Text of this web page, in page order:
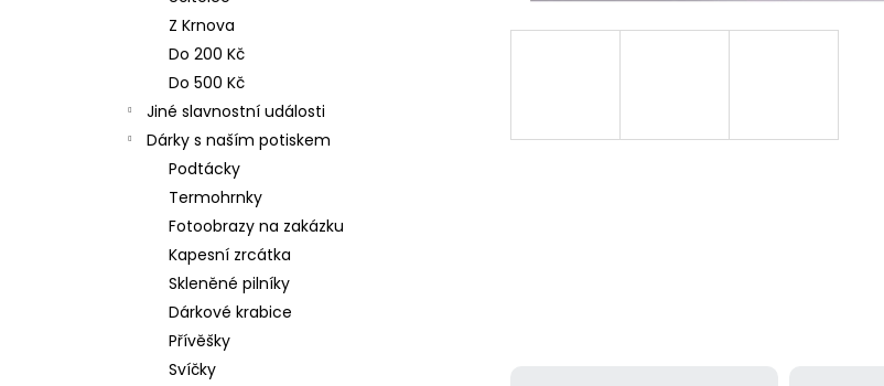
Z Krnova
Do 200 Kč
Do 500 Kč
Jiné slavnostní události
Dárky s naším potiskem
Podtácky
Termohrnky
Fotoobrazy na zakázku
Kapesní zrcátka
Skleněné pilníky
Dárkové krabice
Přívěšky
Svíčky
NEREZOVÁ LŽIČKA - NA ZAKÁZKU 17